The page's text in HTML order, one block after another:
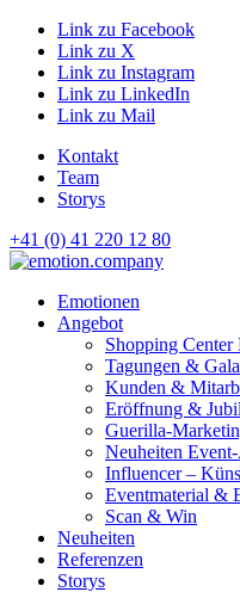
Link zu Facebook
Link zu X
Link zu Instagram
Link zu LinkedIn
Link zu Mail
Kontakt
Team
Storys
+41 (0) 41 220 12 80
Hauptnavigation
Emotionen
Angebot
Shopping
Tagungen &
Kunden &
Eröffnung &
Guerilla-
Neuheiten
Influencer –
Eventmaterial &
Scan & Win
Neuheiten
Referenzen
Storys